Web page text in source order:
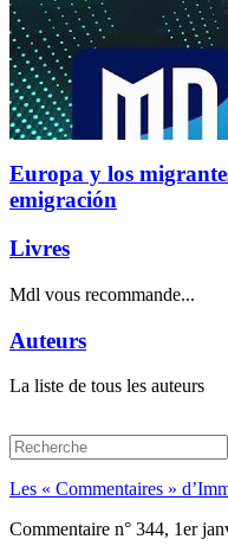
Europa y los
emigración
Livres
Mdl vous recommande...
Auteurs
La liste de tous les auteurs
Les « Commentaires »
Commentaire n° 344, 1er